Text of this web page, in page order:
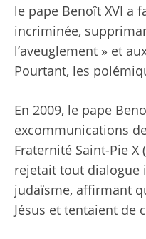
le pape Benoît XVI a
incriminée,
l’aveuglement » et
Pourtant, les
En 2009, le pape
excommunications
Fraternité Saint-Pie X
rejetait tout dialogue
judaïsme, affirmant
Jésus et tentaient de